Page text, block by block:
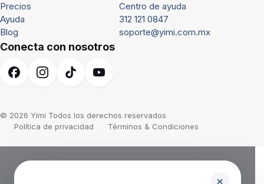
Precios
Ayuda
Blog
Centro de ayuda
312 121 0847
soporte@yimi.com.mx
Conecta con nosotros
© 2026 Yimi Todos los derechos reservados
Política de privacidad
Términos & Condiciones